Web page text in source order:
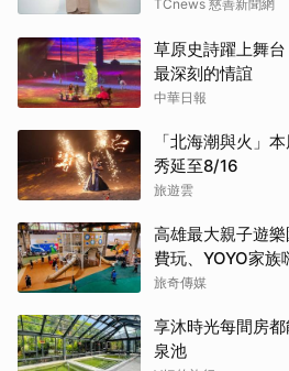
TCnews 慈善新聞網
草原史詩躍上舞
最深刻的情誼
中華日報
「北海潮與火」
秀延至8/16
旅遊雲
高雄最大親子遊
費玩、YOYO家族
旅奇傳媒
享沐時光每間房
泉池